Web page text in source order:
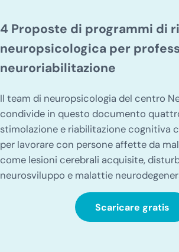
4 Proposte di programmi di
neuropsicologica per
neuroriabilitazione
Il team di neuropsicologia del centro
condivide in questo documento
stimolazione e riabilitazione cognitiva
per lavorare con persone affette da
come lesioni cerebrali acquisite,
neurosviluppo e malattie
Scaricare gratis